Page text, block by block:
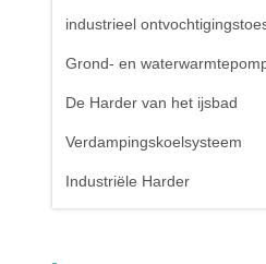
industrieel
Grond- en
De Harder van het ijsbad
Verdampingskoelsysteem
Industriële Harder